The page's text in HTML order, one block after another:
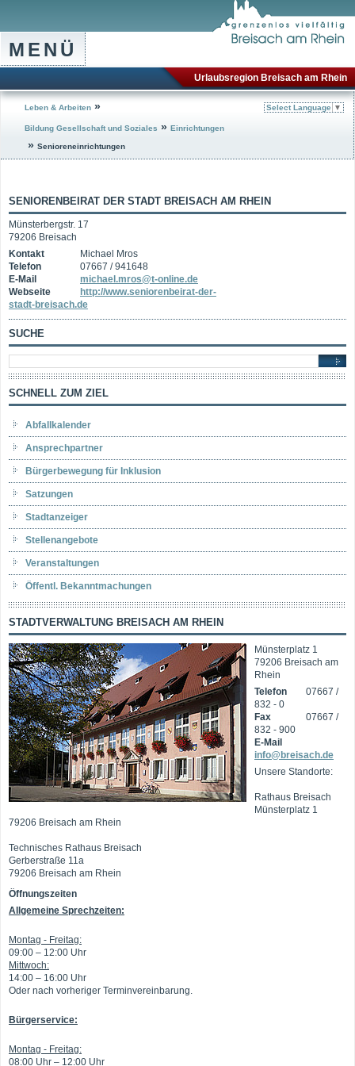
MENÜ
Urlaubsregion Breisach am Rhein
Leben & Arbeiten »
Bildung Gesellschaft und Soziales » Einrichtungen
» Senioreneinrichtungen
Select Language ▼
SENIORENBEIRAT DER STADT BREISACH AM RHEIN
Münsterbergstr. 17
79206 Breisach
Kontakt
Michael Mros
Telefon
07667 / 941648
E-Mail
michael.mros@t-online.de
Webseite
http://www.seniorenbeirat-der-
stadt-breisach.de
SUCHE
SCHNELL ZUM ZIEL
Abfallkalender
Ansprechpartner
Bürgerbewegung für Inklusion
Satzungen
Stadtanzeiger
Stellenangebote
Veranstaltungen
Öffentl. Bekanntmachungen
STADTVERWALTUNG BREISACH AM RHEIN
Münsterplatz 1
79206 Breisach am
Rhein
Telefon
07667 /
832 - 0
Fax
07667 /
832 - 900
E-Mail
info@breisach.de
Unsere Standorte:
Rathaus Breisach
Münsterplatz 1
79206 Breisach am Rhein
Technisches Rathaus Breisach
Gerberstraße 11a
79206 Breisach am Rhein
Öffnungszeiten
Allgemeine Sprechzeiten:
Montag - Freitag:
09:00 – 12:00 Uhr
Mittwoch:
14:00 – 16:00 Uhr
Oder nach vorheriger Terminvereinbarung.
Bürgerservice:
Montag - Freitag:
08:00 Uhr – 12:00 Uhr